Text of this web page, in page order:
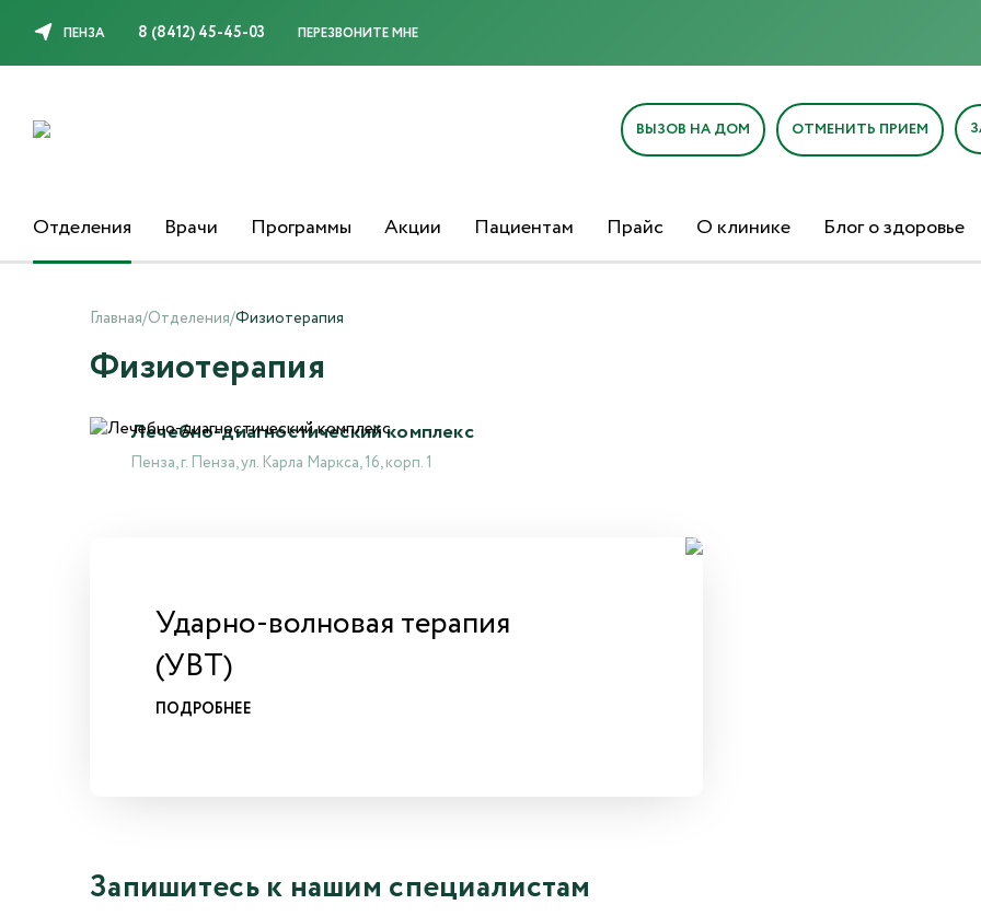
ПЕНЗА 8 (8412) 45-45-03 ПЕРЕЗВОНИТЕ МНЕ
ВЫЗОВ НА ДОМ ОТМЕНИТЬ ПРИЕМ
Отделения Врачи Программы Акции Пациентам Прайс О клинике Блог о здоровье
Главная/Отделения/Физиотерапия
Физиотерапия
Лечебно-диагностический комплекс
Пенза, г. Пенза, ул. Карла Маркса, 16, корп. 1
Ударно-волновая терапия
(УВТ)
ПОДРОБНЕЕ
Запишитесь к нашим специалистам